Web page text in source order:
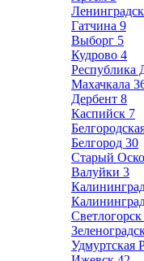
Гатчина 9
Выборг 5
Кудрово 4
Республика
Махачкала
Дербент 8
Каспийск 7
Белгород 30
Старый
Валуйки 3
Светлогорск
Удмуртская